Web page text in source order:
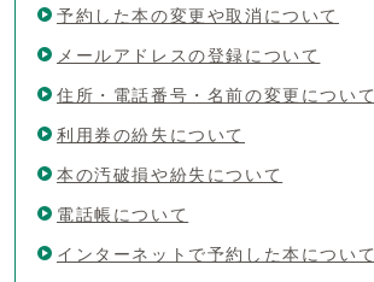
予約した本の変更や取消について
メールアドレスの登録について
住所・電話番号・名前の変更について
利用券の紛失について
本の汚破損や紛失について
電話帳について
インターネットで予約した本について